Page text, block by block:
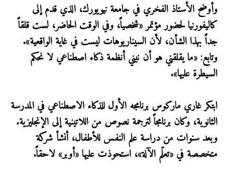
وأوضح الأستاذ الفخري في جامعة نيويورك، الذي قدم إلى
كاليفورنيا لحضور مؤتمر «شخصياً، وفي الوقت الحاضر، لست قلقاً
جداً بهذا الشأن، لأن السيناريوهات ليست في غاية الواقعية».
وتابع: «ما يقلقني هو أن نبني أنظمة ذكاء اصطناعي لا نحكم
السيطرة عليها».
ابتكر غاري ماركوس برنامجه الأول للذكاء الاصطناعي في المدرسة
الثانوية، وكان برنامجاً لترجمة نصوص من اللاتينية إلى الإنجليزية.
وبعد سنوات من دراسة علم النفس للأطفال، أنشأ شركة
متخصصة في «تعلّم الآلة»، استحوذت عليها «أوبر» لاحقاً.